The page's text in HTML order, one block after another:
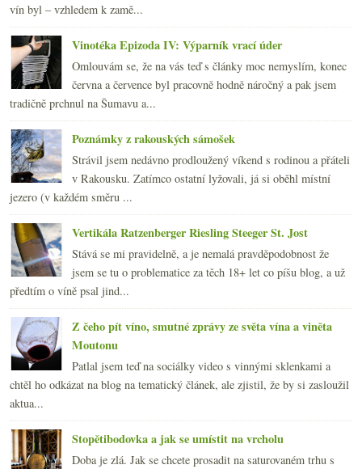
vín byl – vzhledem k zamě...
Vinotéka Epizoda IV: Výparník vrací úder
Omlouvám se, že na vás teď s články moc nemyslím, konec
června a července byl pracovně hodně náročný a pak jsem
tradičně prchnul na Šumavu a...
Poznámky z rakouských sámošek
Strávil jsem nedávno prodloužený víkend s rodinou a přáteli
v Rakousku. Zatímco ostatní lyžovali, já si oběhl místní
jezero (v každém směru ...
Vertikála Ratzenberger Riesling Steeger St. Jost
Stává se mi pravidelně, a je nemalá pravděpodobnost že
jsem se tu o problematice za těch 18+ let co píšu blog, a už
předtím o víně psal jind...
Z čeho pít víno, smutné zprávy ze světa vína a viněta
Moutonu
Patlal jsem teď na sociálky video s vinnými sklenkami a
chtěl ho odkázat na blog na tematický článek, ale zjistil, že by si zasloužil
aktua...
Stopětibodovka a jak se umístit na vrcholu
Doba je zlá. Jak se chcete prosadit na saturovaném trhu s